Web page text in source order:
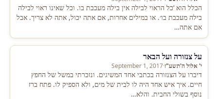
הכלל הוא ‘כל הראוי לבילה אין בילה מעכבת בו. וכל שאינו ראוי לבילה
בילה מעכבת בו׳. או במילים אחרות, אם אתה יכול, אתה לא צריך. אבל
אם אתה…
על צנזורה ועל הבאר
י' אלול ה'תשע"ז·
September 1, 2017
דיברו על הצנזורה בכתבי אחד המשיגים. ונזכרתי במשל של החפץ
חיים. איך איש אחד היה לו לבית של מים, ולא הספיק לו. פתח ברז
נוסף בשולי החבית. והלא…